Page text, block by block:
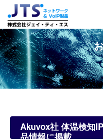
Akuvox社 体温検知
品情報に掲載